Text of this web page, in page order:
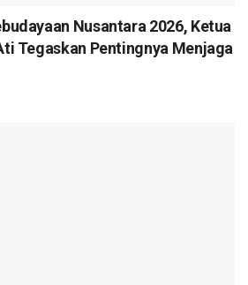
Nusantara 2026, Ketua
Tegaskan Pentingnya Menjaga